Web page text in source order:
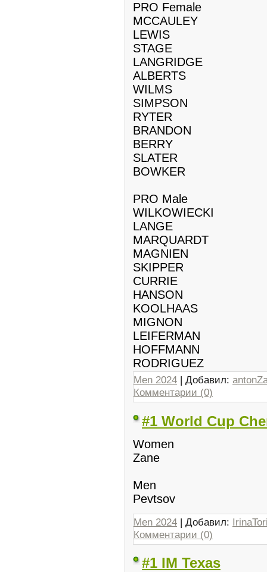
PRO Female
MCCAULEY
LEWIS
STAGE
LANGRIDGE
ALBERTS
WILMS
SIMPSON
RYTER
BRANDON
BERRY
SLATER
BOWKER
PRO Male
WILKOWIECKI
LANGE
MARQUARDT
MAGNIEN
SKIPPER
CURRIE
HANSON
KOOLHAAS
MIGNON
LEIFERMAN
HOFFMANN
RODRIGUEZ
Men 2024 | Добавил:
Комментарии (0)
#1 World Cup
Women
Zane
Men
Pevtsov
Men 2024 | Добавил:
Комментарии (0)
#1 IM Texas